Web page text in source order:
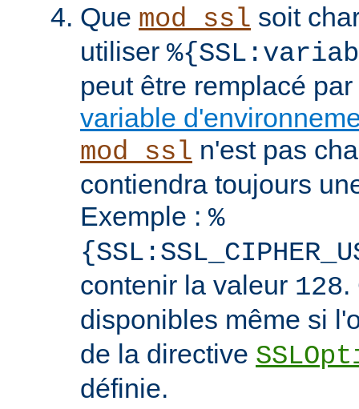
Que mod_ssl soit
utiliser
peut être remplacé
variable
mod_ssl n'est pas
contiendra toujours
Exemple : %
contenir la valeur 128.
disponibles même si
de la directive
définie.